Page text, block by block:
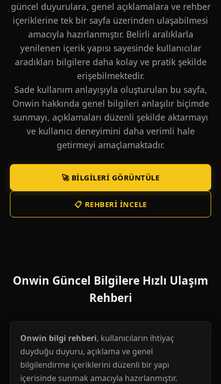
güncel duyurulara, genel açıklamalara ve rehber
içeriklerine tek bir sayfa üzerinden ulaşabilmesi
amacıyla hazırlanmıştır. Belirli aralıklarla
yenilenen içerik yapısı sayesinde kullanıcılar
aradıkları bilgilere daha kolay ve pratik şekilde
erişebilmektedir.
Sade kullanım anlayışıyla oluşturulan bu sayfa,
Onwin hakkında genel bilgileri anlaşılır biçimde
sunmayı, açıklamaları düzenli şekilde aktarmayı
ve kullanıcı deneyimini daha verimli hale
getirmeyi amaçlamaktadır.
🚀 BILGILERI GÖRÜNTÜLE
📋 REHBERI İNCELE
Onwin Güncel Bilgilere Hızlı Ulaşım
Rehberi
Onwin bilgi rehberi, kullanıcıların ihtiyaç
duyduğu duyuru, açıklama ve genel
bilgilendirme içeriklerini düzenli bir yapı
içerisinde sunmak amacıyla hazırlanmıştır.